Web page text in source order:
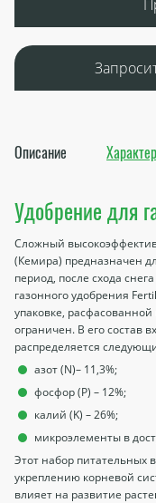
Описание
Удобрение для
Сложный
(Кемира) предназначен
период, после схода
газонного удобрения
упаковке, расфасованной
ограничен. В его состав
распределяется
азот (N)– 11,3%;
фосфор (P) – 12%;
калий (K) – 26%;
микроэлементы в
Этот набор питательных
укреплению корневой
влияет на развитие